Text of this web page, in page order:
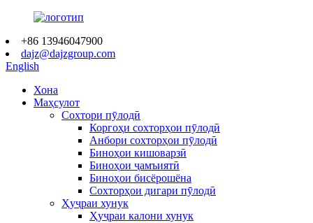
+86 13946047900
dajz@dajzgroup.com
English
Хона
Маҳсулот
Сохтори пӯлодӣ
Коргоҳи сохторҳои пӯлодӣ
Анбори сохторҳои пӯлодӣ
Биноҳои кишоварзӣ
Биноҳои ҷамъиятӣ
Биноҳои бисёрошёна
Сохторҳои дигари пӯлодӣ
Ҳуҷраи хунук
Ҳуҷраи калони хунук